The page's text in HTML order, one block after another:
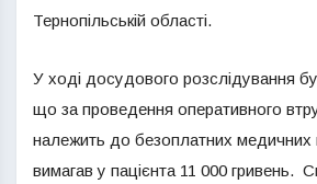
Тернопільській області.
У ході досудового розслідування
що за проведення оперативного
належить до безоплатних медичних
вимагав у пацієнта 11 000 гривень.